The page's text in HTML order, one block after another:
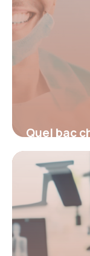
Quel bac
idéal
4 juillet 2025